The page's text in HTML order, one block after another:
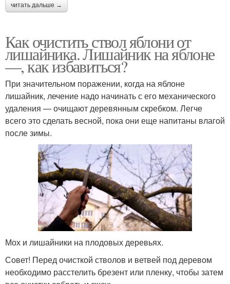
читать дальше →
Как очистить ствол яблони от
лишайника. Лишайник на яблоне
—, как избавиться?
При значительном поражении, когда на яблоне
лишайник, лечение надо начинать с его механического
удаления — очищают деревянным скребком. Легче
всего это сделать весной, пока они еще напитаны влагой
после зимы.
Мох и лишайники на плодовых деревьях.
Совет! Перед очисткой стволов и ветвей под деревом
необходимо расстелить брезент или пленку, чтобы затем